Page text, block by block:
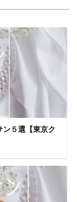
５選【東京ク